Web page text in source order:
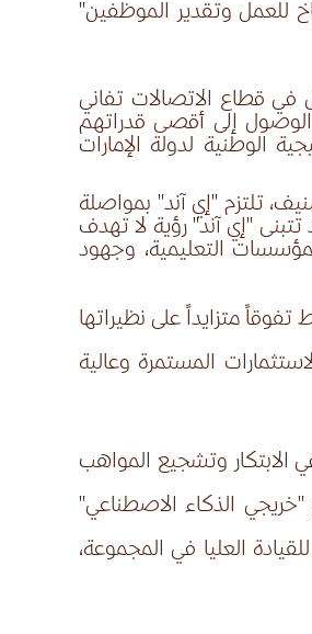
للعمل وتقدير الموظفين"
قطاع الاتصالات تفاني
إلى أقصى قدراتهم
الوطنية لدولة الإمارات
تلتزم "إي آند" بمواصلة
تتبنى "إي آند" رؤية لا تهدف
التعليمية، وجهود
متزايداً على نظيراتها
المستمرة وعالية
من 90 جنسية مختلفة. وبفضل ريادتها في الابتكار وتشجيع المواهب
"خريجي الذكاء الاصطناعي"
العليا في المجموعة،